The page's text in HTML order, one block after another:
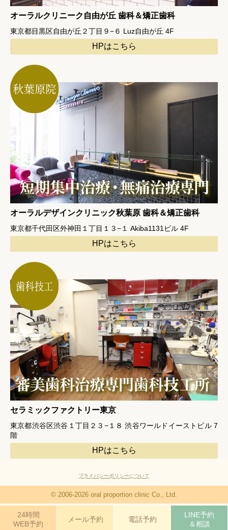
オーラルクリニーク自由が丘 歯科＆矯正歯科
東京都目黒区自由が丘２丁目９−６ Luz自由が丘 4F
HPはこちら
オーラルデザインクリニック秋葉原 歯科＆矯正歯科
東京都千代田区外神田１丁目１３−１ Akiba1131ビル 4F
HPはこちら
セラミックファクトリー東京
東京都渋谷区渋谷１丁目２３−１８ 渋谷ワールドイーストビル 7
階
HPはこちら
プライバシーポリシーについて
© 2006-2026 oral proportion clinic Co., Ltd.
24時間
WEB予約
メール予約 電話予約
LINE予約
＆相談